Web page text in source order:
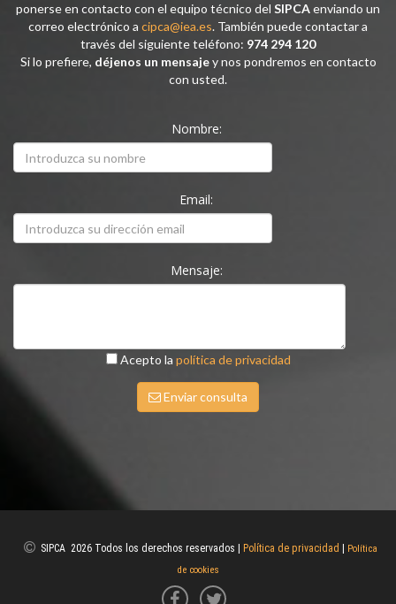
ponerse en contacto con el equipo técnico del SIPCAenviando un
correo electrónico a cipca@iea.es. También puede contactar a
través del siguiente teléfono: 974 294 120
Si lo prefiere, déjenos un mensajey nos pondremos en contacto
con usted.
Nombre:
Email:
Mensaje:
Acepto la política de privacidad
Enviar consulta
SIPCA 2026 Todos los derechos reservados | Política de privacidad
Política
de cookies